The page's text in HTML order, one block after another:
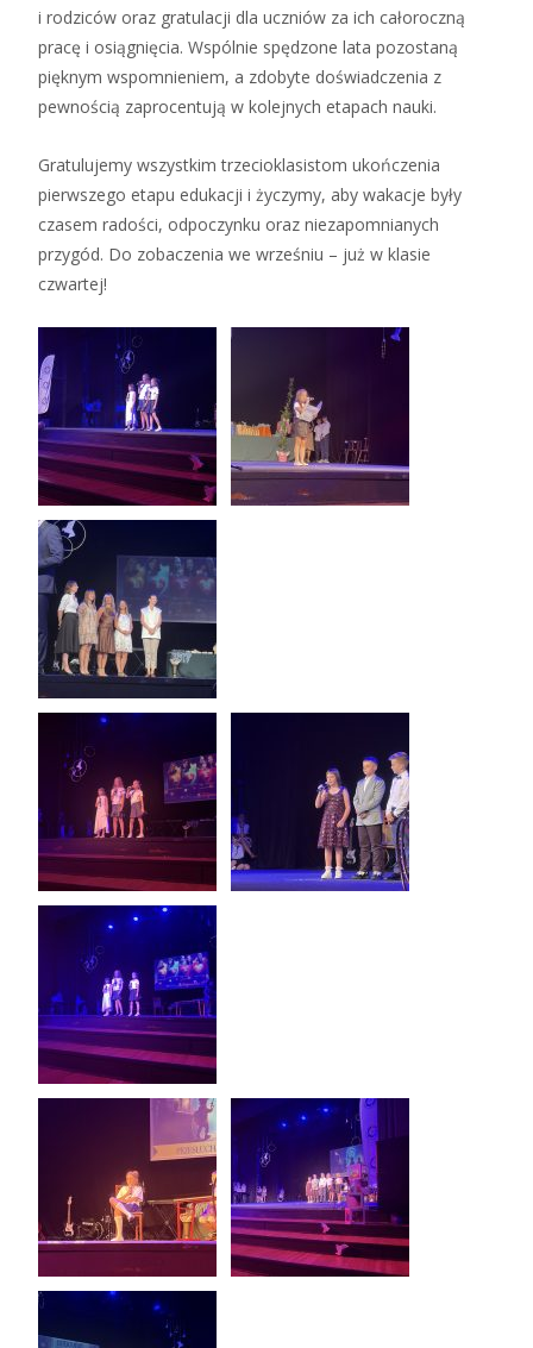
i rodziców oraz gratulacji dla uczniów za ich całoroczną
pracę i osiągnięcia. Wspólnie spędzone lata pozostaną
pięknym wspomnieniem, a zdobyte doświadczenia z
pewnością zaprocentują w kolejnych etapach nauki.
Gratulujemy wszystkim trzecioklasistom ukończenia
pierwszego etapu edukacji i życzymy, aby wakacje były
czasem radości, odpoczynku oraz niezapomnianych
przygód. Do zobaczenia we wrześniu – już w klasie
czwartej!